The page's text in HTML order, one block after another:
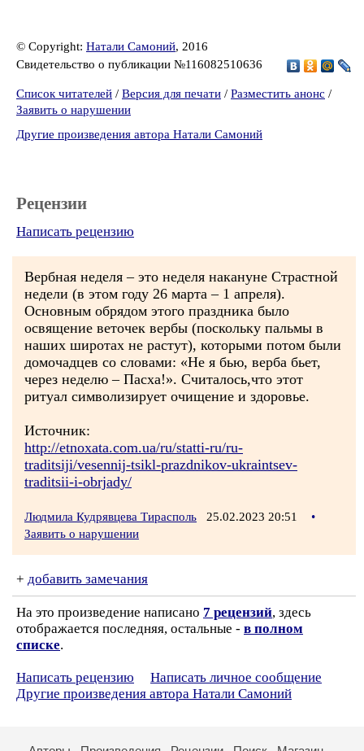
© Copyright: Натали Самоний, 2016
Свидетельство о публикации №116082510636
Список читателей / Версия для печати / Разместить анонс /
Заявить о нарушении
Другие произведения автора Натали Самоний
Рецензии
Написать рецензию
Вербная неделя – это неделя накануне Страстной
недели (в этом году 26 марта – 1 апреля).
Основным обрядом этого праздника было
освящение веточек вербы (поскольку пальмы в
наших широтах не растут), которыми потом были
домочадцев со словами: «Не я бью, верба бьет,
через неделю – Пасха!». Считалось,что этот
ритуал символизирует очищение и здоровье.
Источник:
http://etnoxata.com.ua/ru/statti-ru/ru-
traditsiji/vesennij-tsikl-prazdnikov-ukraintsev-
traditsii-i-obrjady/
Людмила Кудрявцева Тирасполь 25.02.2023 20:51
•
Заявить о нарушении
+ добавить замечания
На это произведение написано 7 рецензий, здесь
отображается последняя, остальные - в полном
списке.
Написать рецензию
Написать личное сообщение
Другие произведения автора Натали Самоний